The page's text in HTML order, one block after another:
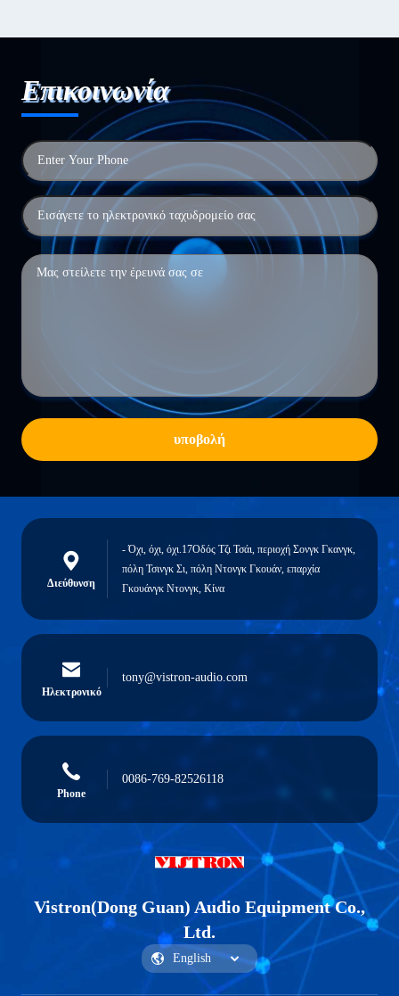
Επικοινωνία
υποβολή
Διεύθυνση
- Όχι, όχι, όχι.17Οδός Τζι Τσάι, περιοχή Σονγκ Γκανγκ,
πόλη Τσινγκ Σι, πόλη Ντονγκ Γκουάν, επαρχία
Γκουάνγκ Ντονγκ, Κίνα
Ηλεκτρονικό
tony@vistron-audio.com
Phone
0086-769-82526118
Vistron(Dong Guan) Audio Equipment Co.,
Ltd.